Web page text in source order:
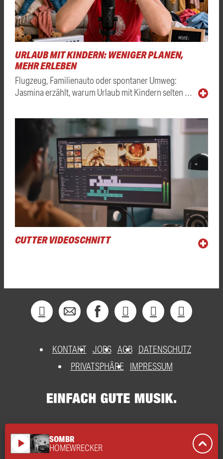
URLAUB MIT KINDERN: WENIGER PLANEN,
MEHR ERLEBEN
Flugzeug, Familienauto oder spontaner Umweg:
Jasmina erzählt, warum Urlaub mit Kindern selten …
CUTTER VIDEOSCHNITT
KONTAKT JOBS AGB DATENSCHUTZ
PRIVATSPHÄRE
IMPRESSUM
play_arrow SOMBR
HOMEWRECKER